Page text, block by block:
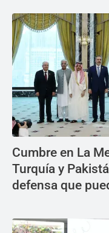
Cumbre en La
Turquía y
defensa que